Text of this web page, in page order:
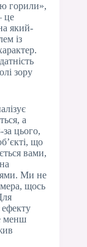
горили»,
це
який-
із
зору
а
цього,
що
вами,
Ми не
щось
менш